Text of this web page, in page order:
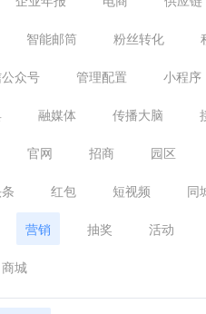
智能邮筒 粉丝转化
众号 管理配置 小程序
融媒体 传播大脑
官网 招商 园区
红包 短视频 同
营销 抽奖 活动
商城